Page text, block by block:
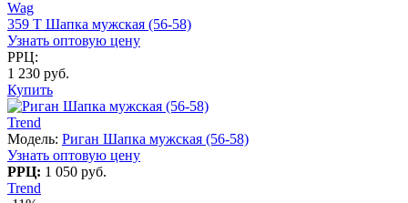
Wag
359 T Шапка мужская (56-58)
Узнать оптовую цену
РРЦ:
1 230 руб.
Купить
Trend
Модель: Риган Шапка мужская (56-58)
Узнать оптовую цену
РРЦ: 1 050 руб.
Trend